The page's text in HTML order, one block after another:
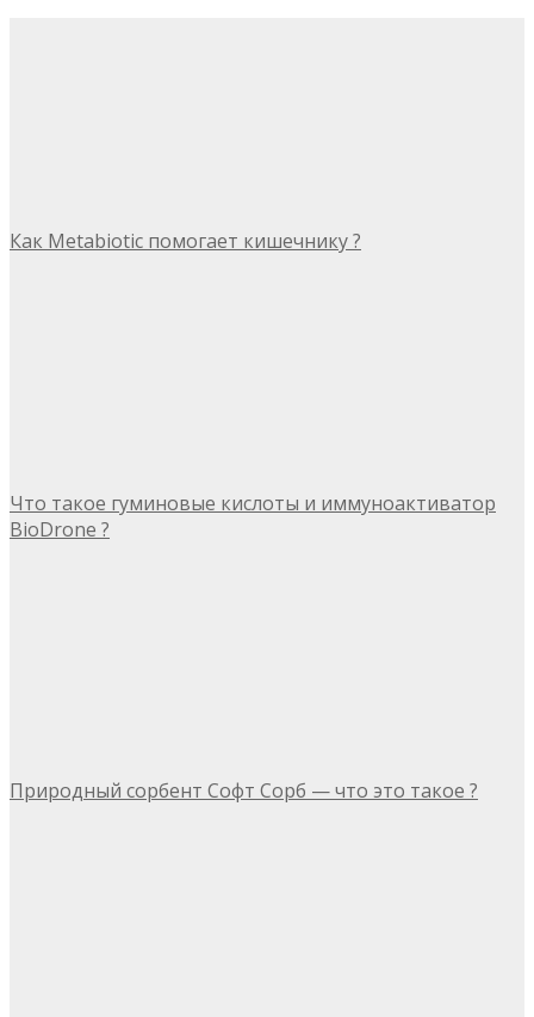
Как Metabiotic помогает кишечнику ?
Что такое гуминовые кислоты и иммуноактиватор
BioDrone ?
Природный сорбент Софт Сорб — что это такое ?